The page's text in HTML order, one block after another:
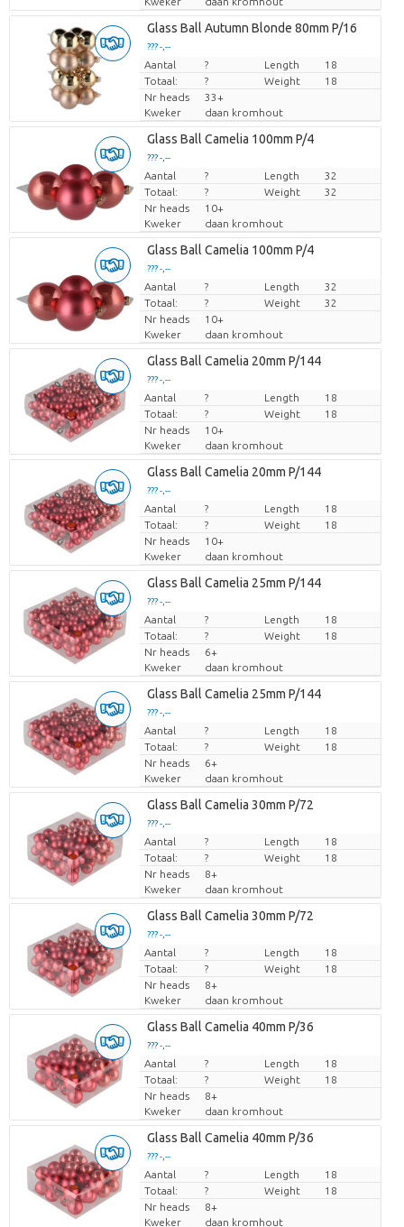
Glass Ball Autumn Blonde 80mm P/16
??? -,--
Prijs per stuk
Aantal ? Length
18
Totaal:
? Weight
18
Nr heads
33+
Kweker
daan kromhout
Glass Ball Camelia 100mm P/4
??? -,--
Prijs per stuk
Aantal ? Length
32
Totaal:
? Weight
32
Nr heads
10+
Kweker
daan kromhout
Glass Ball Camelia 100mm P/4
??? -,--
Prijs per stuk
Aantal ? Length
32
Totaal:
? Weight
32
Nr heads
10+
Kweker
daan kromhout
Glass Ball Camelia 20mm P/144
??? -,--
Prijs per stuk
Aantal ? Length
18
Totaal:
? Weight
18
Nr heads
10+
Kweker
daan kromhout
Glass Ball Camelia 20mm P/144
??? -,--
Prijs per stuk
Aantal ? Length
18
Totaal:
? Weight
18
Nr heads
10+
Kweker
daan kromhout
Glass Ball Camelia 25mm P/144
??? -,--
Prijs per stuk
Aantal ? Length
18
Totaal:
? Weight
18
Nr heads
6+
Kweker
daan kromhout
Glass Ball Camelia 25mm P/144
??? -,--
Prijs per stuk
Aantal ? Length
18
Totaal:
? Weight
18
Nr heads
6+
Kweker
daan kromhout
Glass Ball Camelia 30mm P/72
??? -,--
Prijs per stuk
Aantal ? Length
18
Totaal:
? Weight
18
Nr heads
8+
Kweker
daan kromhout
Glass Ball Camelia 30mm P/72
??? -,--
Prijs per stuk
Aantal ? Length
18
Totaal:
? Weight
18
Nr heads
8+
Kweker
daan kromhout
Glass Ball Camelia 40mm P/36
??? -,--
Prijs per stuk
Aantal ? Length
18
Totaal:
? Weight
18
Nr heads
8+
Kweker
daan kromhout
Glass Ball Camelia 40mm P/36
??? -,--
Prijs per stuk
Aantal ? Length
18
Totaal:
? Weight
18
Nr heads
8+
Kweker
daan kromhout